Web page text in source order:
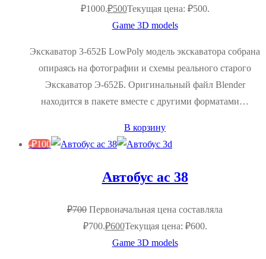
₽1000.₽500Текущая цена: ₽500.
Game 3D models
Экскаватор 3-652Б LowPoly модель экскаватора собрана
опираясь на фотографии и схемы реального старого
Экскаватор Э-652Б. Оригинальный файл Blender
находится в пакете вместе с другими форматами…
В корзину
-₽100
Автобус ас 38
₽700 Первоначальная цена составляла
₽700.₽600Текущая цена: ₽600.
Game 3D models